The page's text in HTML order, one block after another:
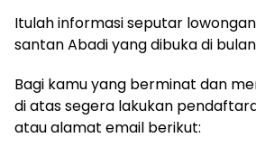
Itulah informasi seputar
santan Abadi yang dibuka di
Bagi kamu yang berminat dan
di atas segera lakukan
atau alamat email berikut: